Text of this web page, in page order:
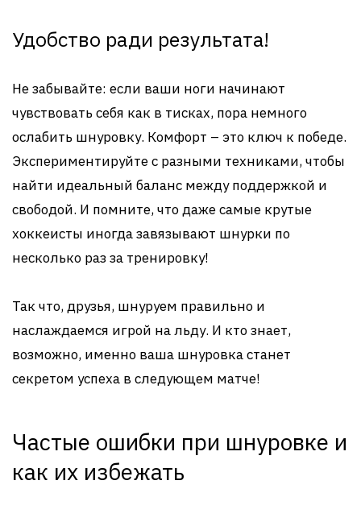
Удобство ради результата!
Не забывайте: если ваши ноги начинают
чувствовать себя как в тисках, пора немного
ослабить шнуровку. Комфорт – это ключ к победе.
Экспериментируйте с разными техниками, чтобы
найти идеальный баланс между поддержкой и
свободой. И помните, что даже самые крутые
хоккеисты иногда завязывают шнурки по
несколько раз за тренировку!
Так что, друзья, шнуруем правильно и
наслаждаемся игрой на льду. И кто знает,
возможно, именно ваша шнуровка станет
секретом успеха в следующем матче!
Частые ошибки при шнуровке и
как их избежать